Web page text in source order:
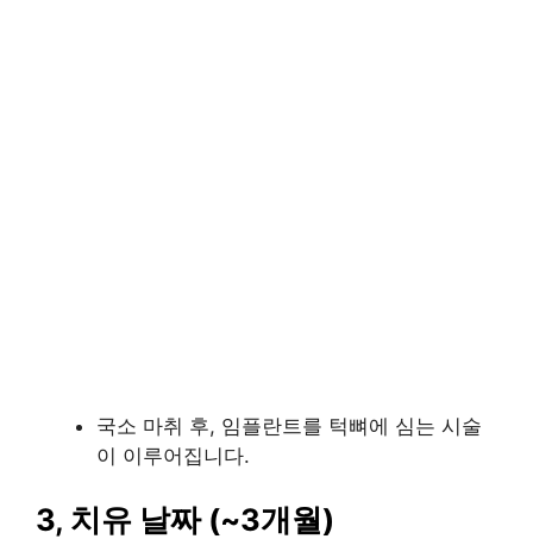
국소 마취 후, 임플란트를 턱뼈에 심는 시술
이 이루어집니다.
3, 치유 날짜 (~3개월)